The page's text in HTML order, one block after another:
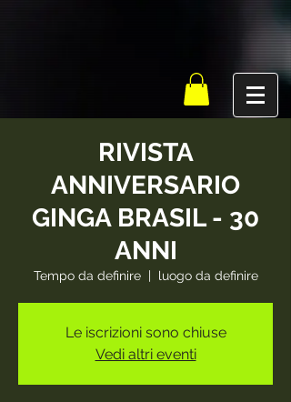
RIVISTA
ANNIVERSARIO
GINGA BRASIL - 30
ANNI
Tempo da definire
  |
luogo da definire
Le iscrizioni sono chiuse
Vedi altri eventi